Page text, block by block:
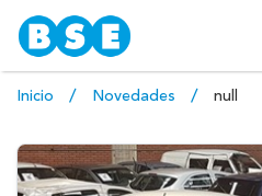
Inicio Novedades null